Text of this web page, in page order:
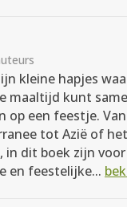
kleine hapjes
maaltijd kunt
op een feestje.
tot Azië of
in dit boek zijn
en feestelijke...